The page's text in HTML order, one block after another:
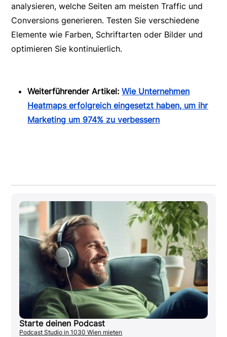
analysieren, welche Seiten am meisten Traffic und
Conversions generieren.Testen Sie verschiedene
Elemente wie Farben, Schriftarten oder Bilder und
optimieren Sie kontinuierlich.
Weiterführender Artikel:Wie Unternehmen
Heatmaps erfolgreich eingesetzt haben, um ihr
Marketing um 974% zu verbessern
Starte deinen Podcast
Podcast Studio in 1030 Wien mieten